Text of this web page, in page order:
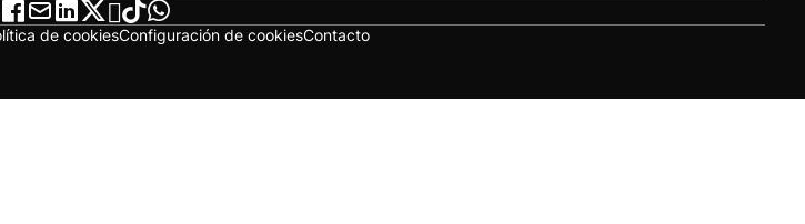
de cookiesConfiguración de cookiesContacto